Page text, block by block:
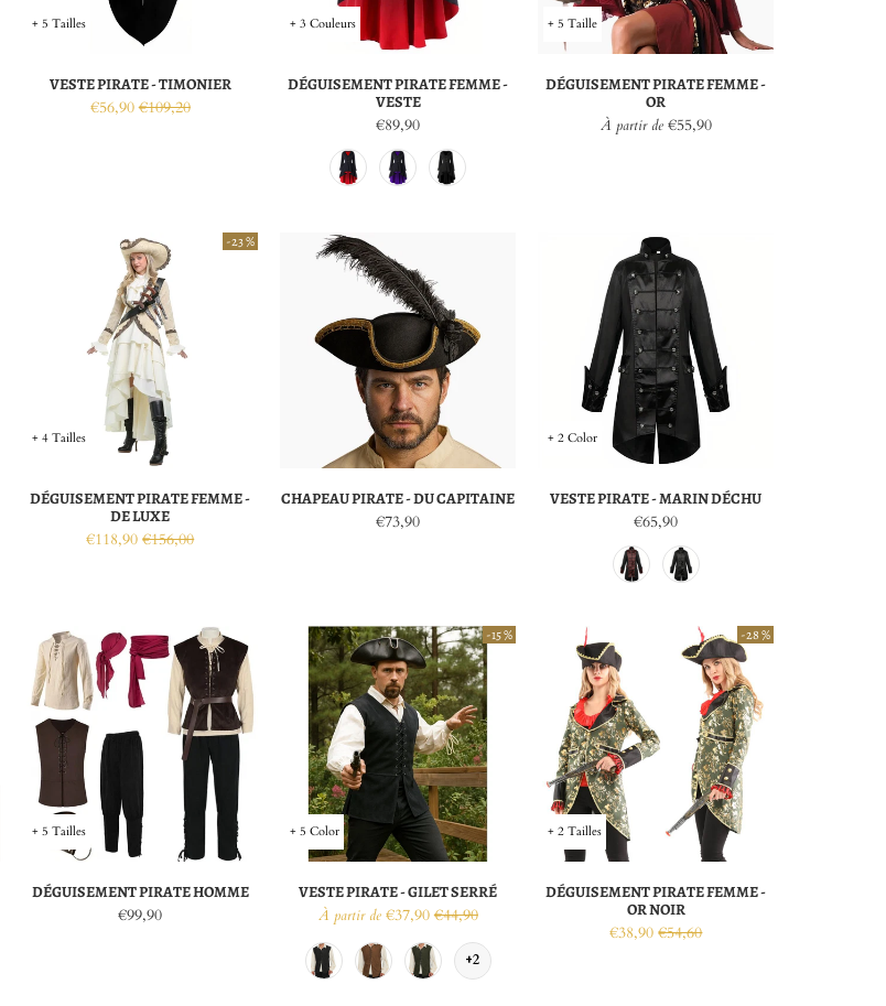
+ 5 Tailles
VESTE PIRATE - TIMONIER
€56,90 €109,20
+ 3 Couleurs
DÉGUISEMENT PIRATE FEMME -
VESTE
€89,90
+ 5 Taille
DÉGUISEMENT PIRATE FEMME -
OR
À partir de €55,90
+ 4 Tailles
-23 %
DÉGUISEMENT PIRATE FEMME -
DE LUXE
€118,90 €156,00
CHAPEAU PIRATE - DU CAPITAINE
€73,90
+ 2 Color
VESTE PIRATE - MARIN DÉCHU
€65,90
+ 5 Tailles
DÉGUISEMENT PIRATE HOMME
€99,90
+ 5 Color
-15 %
VESTE PIRATE - GILET SERRÉ
À partir de €37,90 €44,90
+2
+ 2 Tailles
-28 %
DÉGUISEMENT PIRATE FEMME -
OR NOIR
€38,90 €54,60